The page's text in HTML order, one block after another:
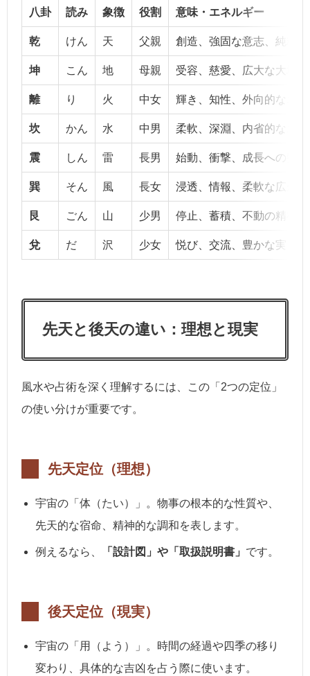
八卦 読み 象徴 役割 意味・エネルギー
乾 けん 天 父親 創造、強固な意志、純粋
坤 こん 地 母親 受容、慈愛、広大な大地
離 り 火 中女 輝き、知性、外向的なエ
坎 かん 水 中男 柔軟、深淵、内省的なエ
震 しん 雷 長男 始動、衝撃、成長への勢い
巽 そん 風 長女 浸透、情報、柔軟な広がり
艮 ごん 山 少男 停止、蓄積、不動の精神
兌 だ 沢 少女 悦び、交流、豊かな実り
先天と後天の違い：理想と現実
風水や占術を深く理解するには、この「2つの定位」
の使い分けが重要です。
先天定位（理想）
宇宙の「体（たい）」。物事の根本的な性質や、
先天的な宿命、精神的な調和を表します。
例えるなら、 「設計図」や「取扱説明書」 です。
後天定位（現実）
宇宙の「用（よう）」。時間の経過や四季の移り
変わり、具体的な吉凶を占う際に使います。